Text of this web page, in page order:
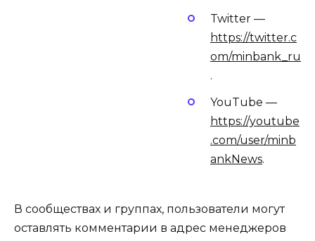
Twitter —
https://twitter.c
om/minbank_ru
.
YouTube —
https://youtube
.com/user/minb
ankNews.
В сообществах и группах, пользователи могут
оставлять комментарии в адрес менеджеров